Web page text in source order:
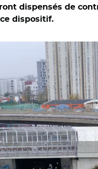
dispensés de
dispositif.